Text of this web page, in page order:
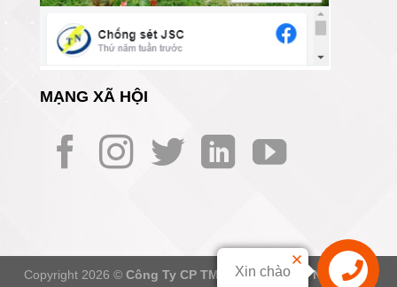
MẠNG XÃ HỘI
Copyright 2026 © Công Ty CP TM Và XNK Thành Nam Việt -
Xin chào